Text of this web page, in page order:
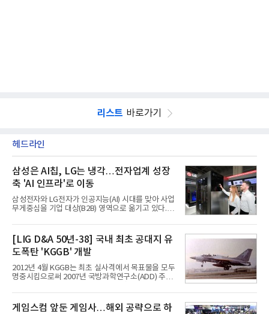
리스트 바로가기
헤드라인
삼성은 AI칩, LG는 냉각…전자업계 성장
축 'AI 인프라'로 이동
삼성전자와 LG전자가 인공지능(AI) 시대를 맞아 사업
무게중심을 기업 대상(B2B) 영역으로 옮기고 있다.
접어든 가운데 삼성전자는 AI 반도체를 중심으로 데
이터센터 생태계 공략을 강화하고 LG전자는 냉각솔
루션·전장·로봇 등 기업용 솔루션 사업 확대에 속도를
내고 있다.9일 업계에 따르면 LG전자는 2분기 생활가
전과 프리미엄 제품 경쟁력에 더해 B2B 사업 확대 효
과로 수익성을 방어한 반면 삼성전자는 디바이스경험
(DX) 부문의 TV·생활가전 수익성이 악화됐다. 대신 삼
사업 확대
[LIG D&A 50년-38] 국내 최초 공대지 유
도폭탄 'KGGB' 개발
2012년 4월 KGGB는 최초 실사격에서 목표물을 모두
명중시킴으로써 2007년 국방과학연구소(ADD) 주관
체로 참여했다. 체계개발에는 총 400여억 원의 개발
비와 62개월의 기간이 소요됐다. 한국형 GPS 유도폭
게임스컴 앞둔 게임사…해외 공략으로 하